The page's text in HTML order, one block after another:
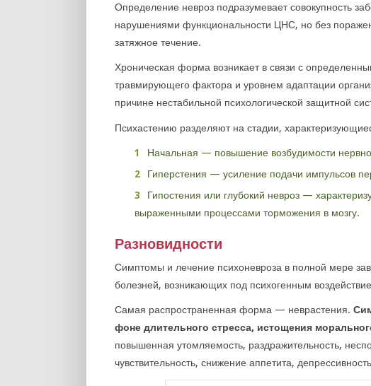
Определение невроз подразумевает совокупность
нарушениями функциональности ЦНС, но без
затяжное течение.
Хроническая форма возникает в связи с
травмирующего фактора и уровнем адаптации
причине нестабильной психологической защитной
Психастению разделяют на стадии,
Начальная — повышение возбудимости
Гиперстения — усиление подачи импульсов
Гипостения или глубокий невроз —
выраженными процессами торможения в мозгу.
Разновидности
Симптомы и лечение психоневроза в полной мере
болезней, возникающих под психогенным
Самая распространенная форма — неврастения.
фоне длительного стресса, истощения
повышенная утомляемость, раздражительность,
чувствительность, снижение аппетита,